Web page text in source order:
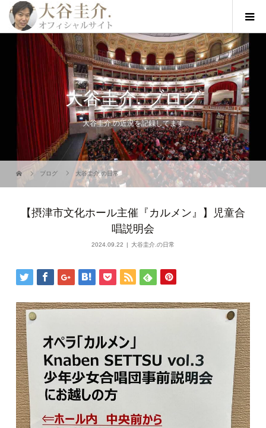
大谷圭介. ブログ
大谷圭介.の近況を記録してます
ブログ 大谷圭介.の日常
【摂津市文化ホール主催『カルメン』】児童合
唱説明会
2024.09.22 大谷圭介.の日常